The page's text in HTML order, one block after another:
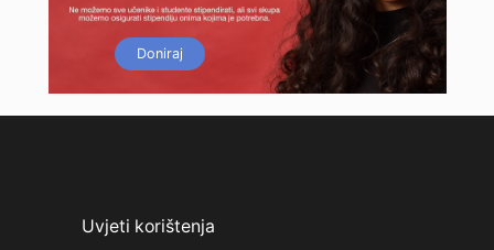
Doniraj
Uvjeti korištenja